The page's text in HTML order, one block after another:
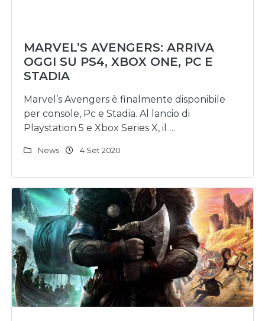
MARVEL’S AVENGERS: ARRIVA
OGGI SU PS4, XBOX ONE, PC E
STADIA
Marvel’s Avengers è finalmente disponibile
per console, Pc e Stadia. Al lancio di
Playstation 5 e Xbox Series X, il …
News 4 Set 2020